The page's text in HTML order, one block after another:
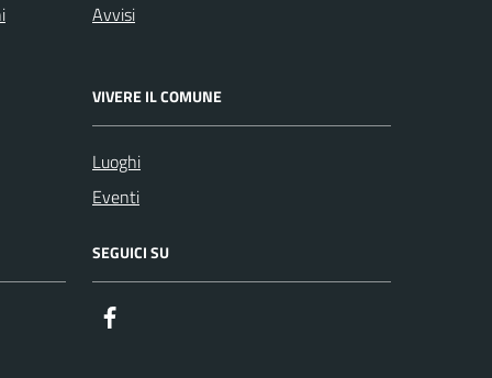
Avvisi
VIVERE IL COMUNE
Luoghi
Eventi
SEGUICI SU